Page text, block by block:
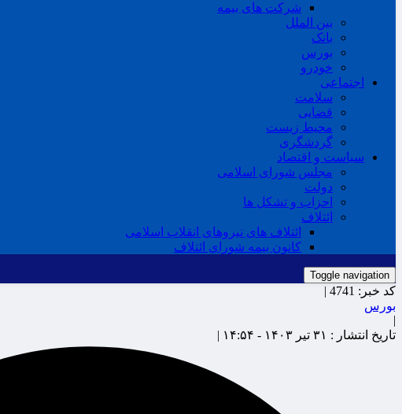
شرکت های بیمه
بین الملل
بانک
بورس
خودرو
اجتماعی
سلامت
قضایی
محیط زیست
گردشگری
سیاست و اقتصاد
مجلس شورای اسلامی
دولت
احزاب و تشکل ها
ائتلاف
ائتلاف های نیروهای انقلاب اسلامی
کانون بیمه شورای ائتلاف
Toggle navigation
کد خبر: 4741 |
بورس
|
تاریخ انتشار : ۳۱ تیر ۱۴۰۳ - ۱۴:۵۴ |